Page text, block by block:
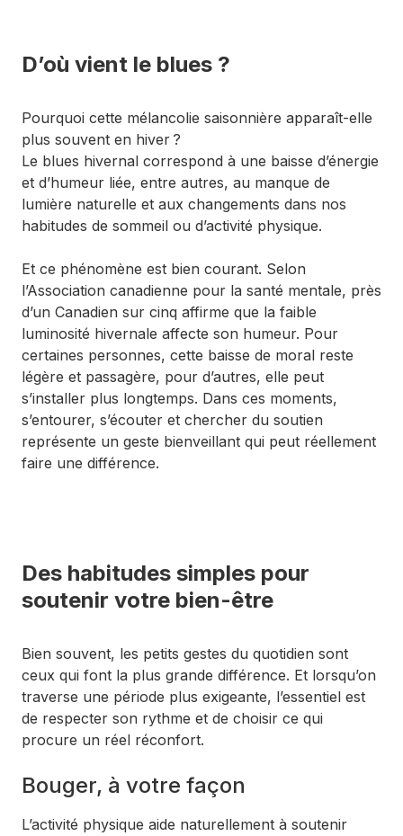
D’où vient le blues ?
Pourquoi cette mélancolie saisonnière apparaît-elle
plus souvent en hiver ?
Le blues hivernal correspond à une baisse d’énergie
et d’humeur liée, entre autres, au manque de
lumière naturelle et aux changements dans nos
habitudes de sommeil ou d’activité physique.
Et ce phénomène est bien courant. Selon
l’Association canadienne pour la santé mentale, près
d’un Canadien sur cinq affirme que la faible
luminosité hivernale affecte son humeur. Pour
certaines personnes, cette baisse de moral reste
légère et passagère, pour d’autres, elle peut
s’installer plus longtemps. Dans ces moments,
s’entourer, s’écouter et chercher du soutien
représente un geste bienveillant qui peut réellement
faire une différence.
Des habitudes simples pour
soutenir votre bien-être
Bien souvent, les petits gestes du quotidien sont
ceux qui font la plus grande différence. Et lorsqu’on
traverse une période plus exigeante, l’essentiel est
de respecter son rythme et de choisir ce qui
procure un réel réconfort.
Bouger, à votre façon
L’activité physique aide naturellement à soutenir